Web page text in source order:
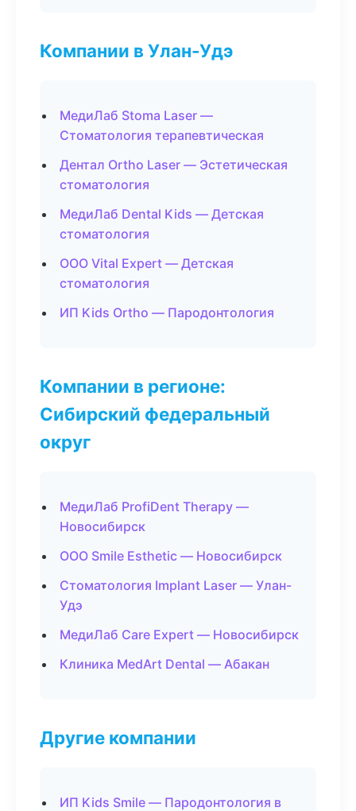
Компании в Улан-Удэ
МедиЛаб Stoma Laser —
Стоматология терапевтическая
Дентал Ortho Laser — Эстетическая
стоматология
МедиЛаб Dental Kids — Детская
стоматология
ООО Vital Expert — Детская
стоматология
ИП Kids Ortho — Пародонтология
Компании в регионе:
Сибирский федеральный
округ
МедиЛаб ProfiDent Therapy —
Новосибирск
ООО Smile Esthetic — Новосибирск
Стоматология Implant Laser — Улан-
Удэ
МедиЛаб Care Expert — Новосибирск
Клиника MedArt Dental — Абакан
Другие компании
ИП Kids Smile — Пародонтология в